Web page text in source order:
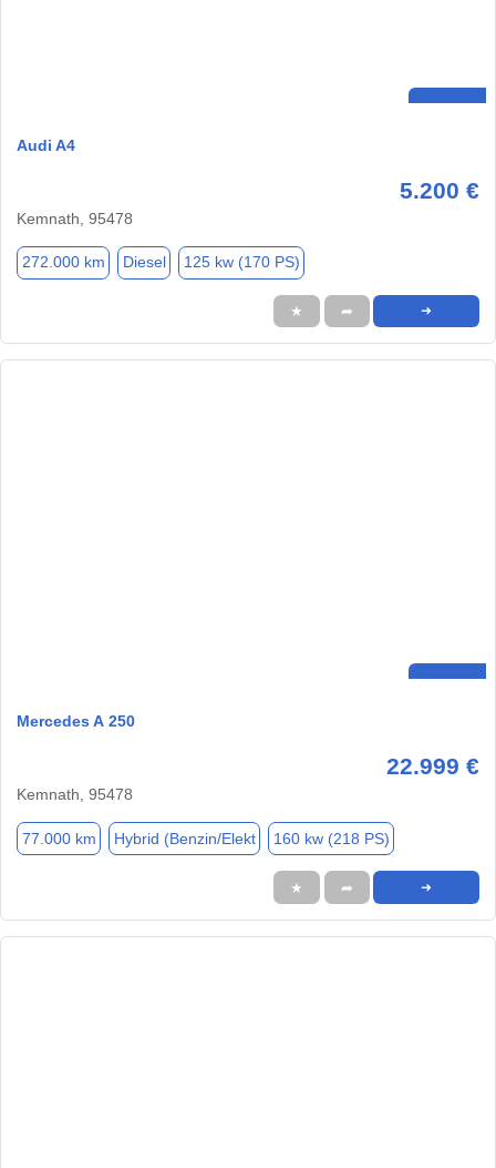
Audi A4
5.200 €
Kemnath, 95478
272.000 km Diesel 125 kw (170 PS)
★ ➦ ➜
Mercedes A 250
22.999 €
Kemnath, 95478
77.000 km Hybrid (Benzin/Elekt 160 kw (218 PS)
★ ➦ ➜